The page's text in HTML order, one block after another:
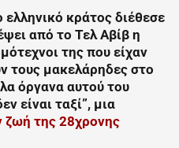
ελληνικό κράτος διέθεσε
από το Τελ Αβίβ η
της που είχαν
τους μακελάρηδες στο
όργανα αυτού του
είναι ταξί”, μια
ζωή της 28χρονης